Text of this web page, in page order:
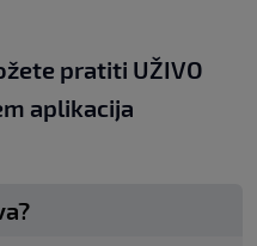
pratiti UŽIVO
aplikacija